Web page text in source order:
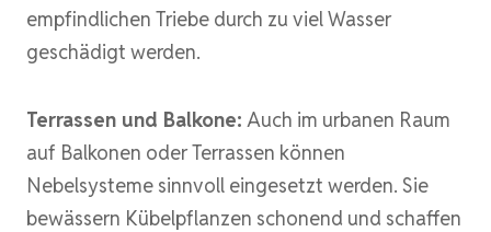
empfindlichen Triebe durch zu viel Wasser
geschädigt werden.
Terrassen und Balkone: Auch im urbanen Raum
auf Balkonen oder Terrassen können
Nebelsysteme sinnvoll eingesetzt werden. Sie
bewässern Kübelpflanzen schonend und schaffen